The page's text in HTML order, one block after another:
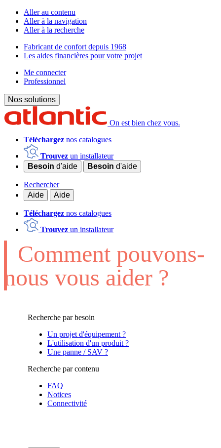
Aller au contenu
Aller à la navigation
Aller à la recherche
Fabricant de confort depuis 1968
Les aides financières pour votre projet
Me connecter
Professionnel
Nos solutions
On est bien chez vous.
Téléchargez nos catalogues
Trouvez un installateur
Besoin d'aide Besoin d'aide
Rechercher
Aide
Aide
Téléchargez nos catalogues
Trouvez un installateur
Comment pouvons-
nous vous aider ?
Recherche par besoin
Un projet d'équipement ?
L'utilisation d'un produit ?
Une panne / SAV ?
Recherche par contenu
FAQ
Notices
Connectivité